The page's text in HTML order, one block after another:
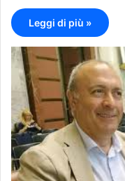
Leggi di più »